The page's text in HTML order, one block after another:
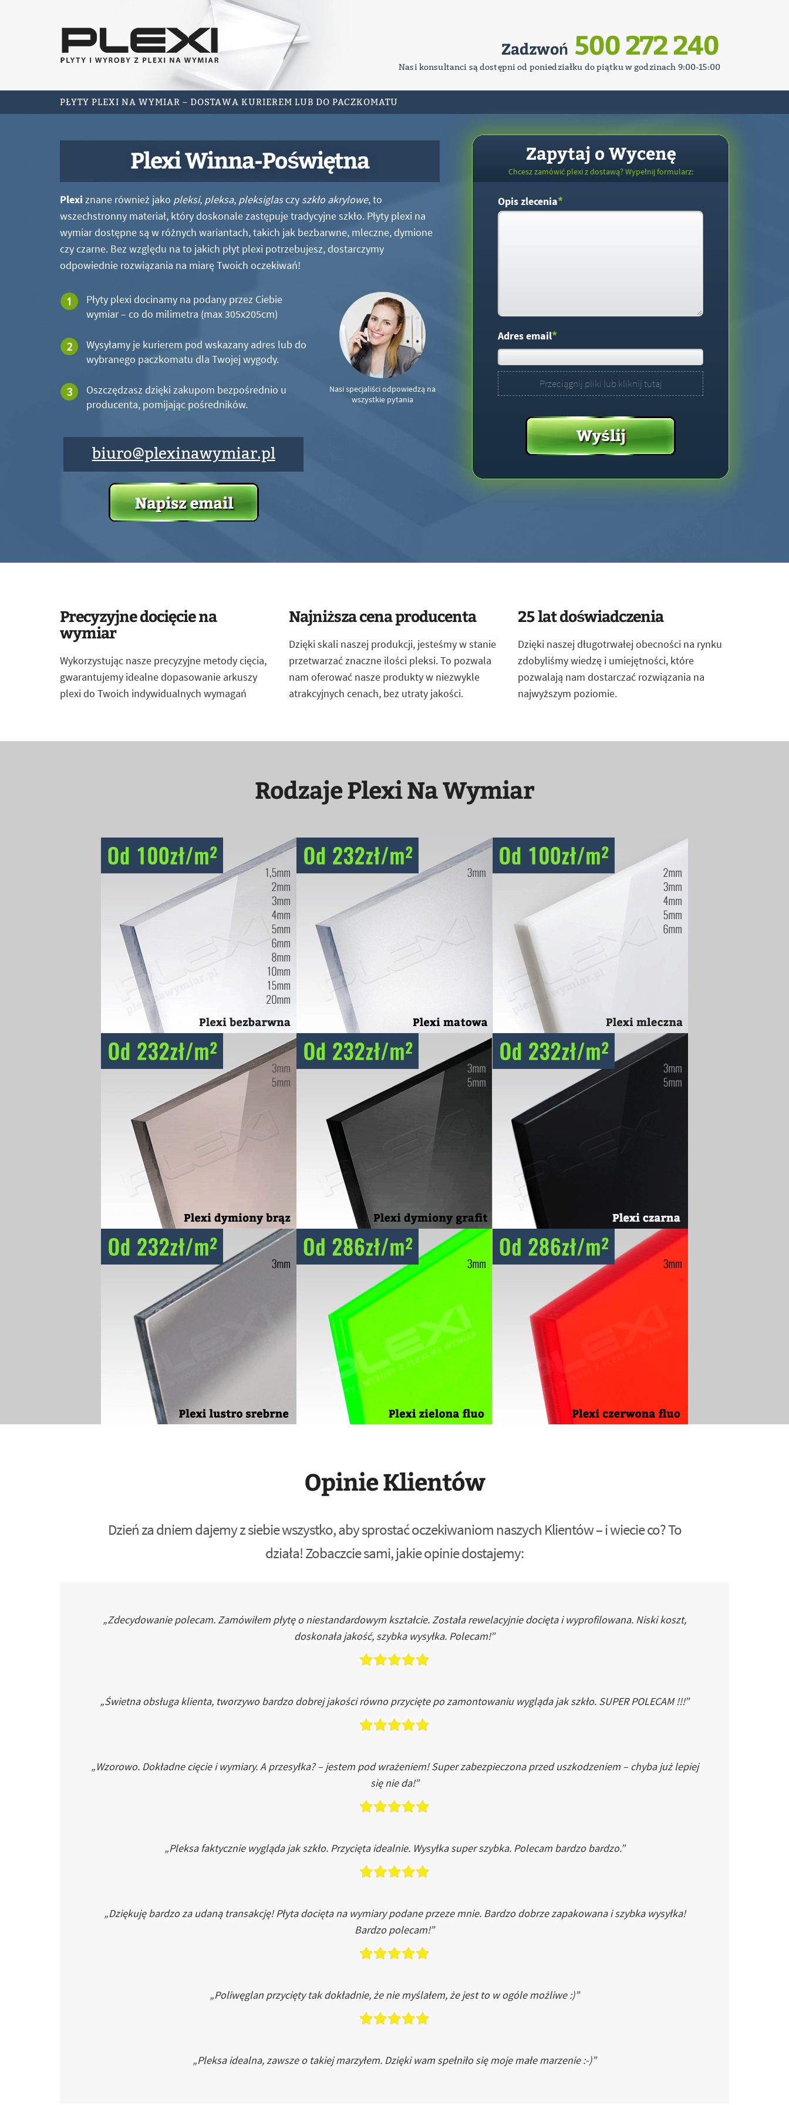
Zadzwoń 500 272 240
Nasi konsultanci są dostępni od poniedziałku do piątku w godzinach 9:00-15:00
PŁYTY PLEXI NA WYMIAR – DOSTAWA KURIEREM LUB DO PACZKOMATU
Plexi Winna-Poświętna
Plexi znane również jako pleksi, pleksa, pleksiglasczy szkło akrylowe, to
wszechstronny materiał, który doskonale zastępuje tradycyjne szkło. Płyty plexi na
wymiar dostępne są w różnych wariantach, takich jak bezbarwne, mleczne, dymione
czy czarne. Bez względu na to jakich płyt plexi potrzebujesz, dostarczymy
odpowiednie rozwiązania na miarę Twoich oczekiwań!
Płyty plexi docinamy na podany przez Ciebie
wymiar – co do milimetra (max 305x205cm)
Wysyłamy je kurierem pod wskazany adres lub do
wybranego paczkomatu dla Twojej wygody.
Oszczędzasz dzięki zakupom bezpośrednio u
producenta, pomijając pośredników.
biuro@plexinawymiar.pl
Nasi specjaliści odpowiedzą na
wszystkie pytania
Zapytaj o Wycenę
Chcesz zamówić plexi z dostawą? Wypełnij formularz:
Opis zlecenia*
Adres email*
Przeciągnij pliki lub kliknij tutaj
Precyzyjne docięcie na
wymiar
Wykorzystując nasze precyzyjne metody cięcia,
gwarantujemy idealne dopasowanie arkuszy
plexi do Twoich indywidualnych wymagań
Najniższa cena producenta
Dzięki skali naszej produkcji, jesteśmy w stanie
przetwarzać znaczne ilości pleksi. To pozwala
nam oferować nasze produkty w niezwykle
atrakcyjnych cenach, bez utraty jakości.
25 lat doświadczenia
Dzięki naszej długotrwałej obecności na rynku
zdobyliśmy wiedzę i umiejętności, które
pozwalają nam dostarczać rozwiązania na
najwyższym poziomie.
Rodzaje Plexi Na Wymiar
Opinie Klientów
Dzień za dniem dajemy z siebie wszystko, aby sprostać oczekiwaniom naszych Klientów – i wiecie co? To
działa! Zobaczcie sami, jakie opinie dostajemy:
„Zdecydowanie polecam. Zamówiłem płytę o niestandardowym kształcie. Została rewelacyjnie docięta i wyprofilowana. Niski koszt,
doskonała jakość, szybka wysyłka. Polecam!”
„Świetna obsługa klienta, tworzywo bardzo dobrej jakości równo przycięte po zamontowaniu wygląda jak szkło. SUPER POLECAM !!!”
„Wzorowo. Dokładne cięcie i wymiary. A przesyłka? – jestem pod wrażeniem! Super zabezpieczona przed uszkodzeniem – chyba już lepiej
się nie da!”
„Pleksa faktycznie wygląda jak szkło. Przycięta idealnie. Wysyłka super szybka. Polecam bardzo bardzo.”
„Dziękuję bardzo za udaną transakcję! Płyta docięta na wymiary podane przeze mnie. Bardzo dobrze zapakowana i szybka wysyłka!
Bardzo polecam!”
„Poliwęglan przycięty tak dokładnie, że nie myślałem, że jest to w ogóle możliwe :)”
„Pleksa idealna, zawsze o takiej marzyłem. Dzięki wam spełniło się moje małe marzenie :-)”